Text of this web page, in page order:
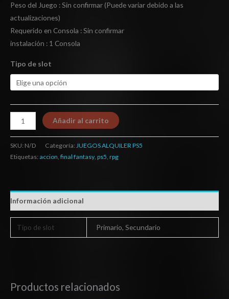
Peso del Juego : Sin confirmar (Puede variar debido a las
actualizaciones)
Requerido en Consola : Sin confirmar
instalación : 1 Consola
Tipo de slot
Añadir al carrito
SKU: N/D Categoría: JUEGOS ALQUILER PS5
Etiquetas: accion, final fantasy, ps5, rpg
Información adicional
Tipo de slot Primario, Secundario
Productos relacionados